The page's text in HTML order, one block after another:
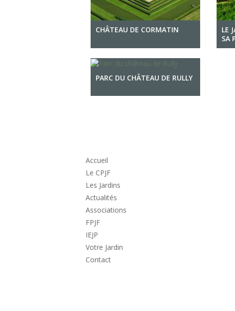
CHÂTEAU DE CORMATIN
LE
SA
PARC DU CHÂTEAU DE RULLY
Accueil
Le CPJF
Les Jardins
Actualités
Associations
FPJF
IEJP
Votre Jardin
Contact